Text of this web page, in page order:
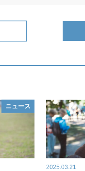
ニュース
2025.03.21